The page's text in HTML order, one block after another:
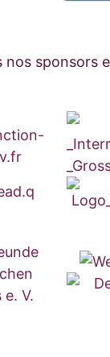
nos sponsors